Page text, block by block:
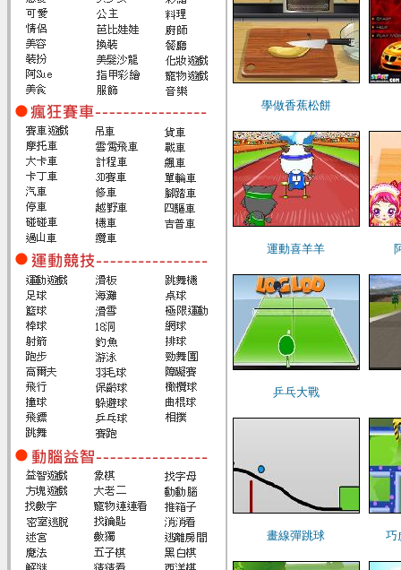
學做香蕉松餅
運動喜羊羊
乒乓大戰
畫線彈跳球 巧